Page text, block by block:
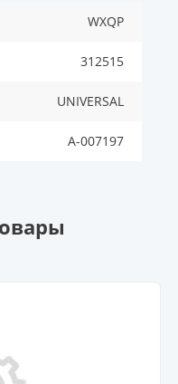
WXQP
312515
UNIVERSAL
A-007197